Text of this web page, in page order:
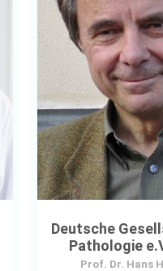
Deutsche
Pathologie
Prof. Dr. Hans